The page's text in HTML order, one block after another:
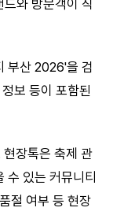
와 방문객이 직
부산 2026'을 검
보 등이 포함된
장톡은 축제 관
수 있는 커뮤니티
절 여부 등 현장